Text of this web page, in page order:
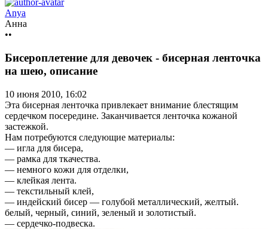
Anya
Анна
••
Бисероплетение для девочек - бисерная ленточка
на шею, описание
10 июня 2010, 16:02
Эта бисерная ленточка привлекает внимание блестящим
сердечком посередине. Заканчивается ленточка кожаной
застежкой.
Нам потребуются следующие материалы:
— игла для бисера,
— рамка для ткачества.
— немного кожи для отделки,
— клейкая лента.
— текстильный клей,
— индейский бисер — голубой металлический, желтый.
белый, черный, синий, зеленый и золотистый.
— сердечко-подвеска.